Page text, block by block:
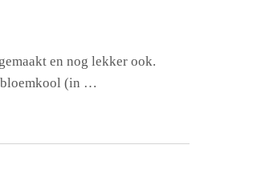
en nog lekker ook.
bloemkool (in …